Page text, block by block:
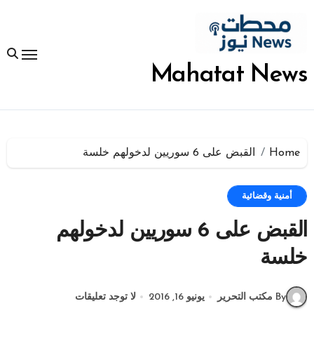
المحتوى
Mahatat News
Home القبض على 6 سوريين لدخولهم خلسة
أمنية وقضائية
القبض على 6 سوريين لدخولهم
خلسة
By مكتب التحرير يونيو 16, 2016 لا توجد تعليقات